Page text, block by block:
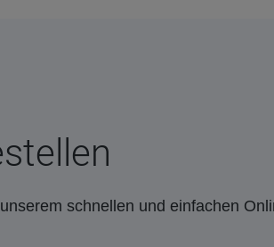
schnellen und einfachen